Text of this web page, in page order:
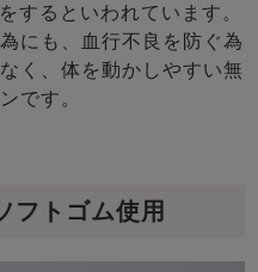
するといわれています。
にも、血行不良を防ぐ為
く、体を動かしやすい無
です。
フトゴム使用